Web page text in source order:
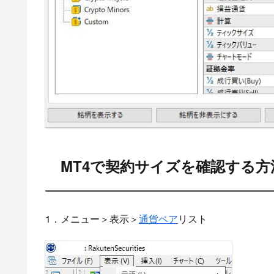
MT4で契約サイズを確認する
1．メニュー＞表示＞通貨ペアリスト